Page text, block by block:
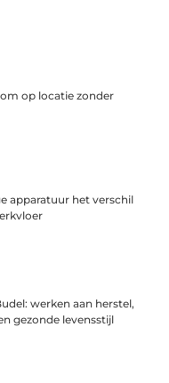
op locatie zonder
apparatuur het verschil
werken aan herstel,
gezonde levensstijl